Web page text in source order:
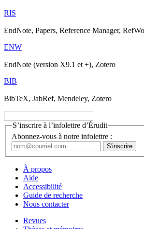
RIS
EndNote, Papers, Reference Manager,
ENW
EndNote (version X9.1 et +), Zotero
BIB
BibTeX, JabRef, Mendeley, Zotero
S’inscrire à l’infolettre d’Érudit
Abonnez-vous à notre infolettre :
À propos
Aide
Accessibilité
Guide de recherche
Nous contacter
Revues